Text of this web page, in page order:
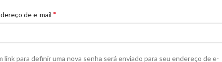
de e-mail *
link para definir uma nova senha será enviado para seu endereço de e-